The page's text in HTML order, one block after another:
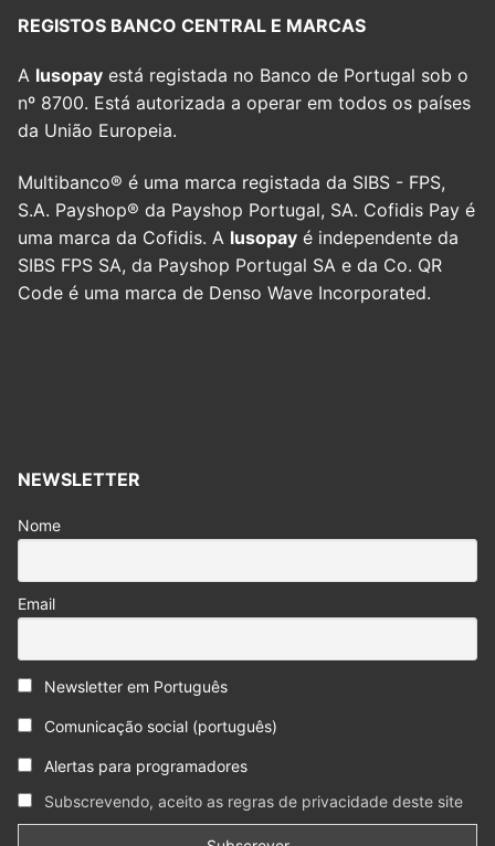
REGISTOS BANCO CENTRAL E MARCAS
A lusopay está registada no Banco de Portugal sob o
nº 8700. Está autorizada a operar em todos os países
da União Europeia.
Multibanco® é uma marca registada da SIBS - FPS,
S.A. Payshop® da Payshop Portugal, SA. Cofidis Pay é
uma marca da Cofidis. A lusopay é independente da
SIBS FPS SA, da Payshop Portugal SA e da Co. QR
Code é uma marca de Denso Wave Incorporated.
NEWSLETTER
Nome
Email
Newsletter em Português
Comunicação social (português)
Alertas para programadores
Subscrevendo, aceito as regras de privacidade deste site